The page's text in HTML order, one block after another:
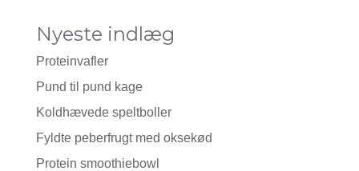
Nyeste indlæg
Proteinvafler
Pund til pund kage
Koldhævede speltboller
Fyldte peberfrugt med oksekød
Protein smoothiebowl